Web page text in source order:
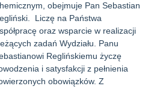
obejmuje Pan Sebastian
Liczę na Państwa
oraz wsparcie w realizacji
zadań Wydziału. Panu
Reglińskiemu życzę
i satysfakcji z pełnienia
obowiązków. Z